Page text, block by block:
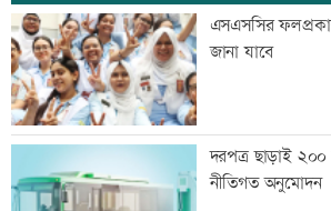
এসএসসির
জানা যাবে
দরপত্র ছাড়াই
নীতিগত অনুমোদন